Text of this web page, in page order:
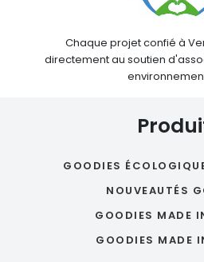
Chaque projet confié à
directement au soutien
GOODIES
NOUVEAUTÉS
GOODIES MADE
GOODIES MADE